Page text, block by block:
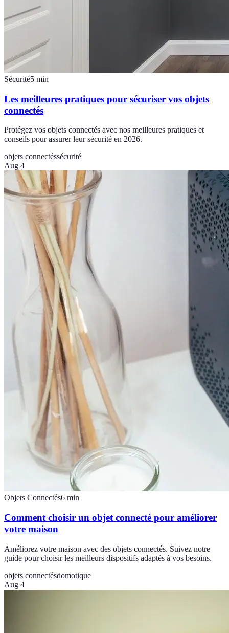
Sécurité5 min
Les meilleures pratiques pour sécuriser vos objets
connectés
Protégez vos objets connectés avec nos meilleures pratiques et
conseils pour assurer leur sécurité en 2026.
objets connectéssécurité
Aug 4
Objets Connectés6 min
Comment choisir un objet connecté pour améliorer
votre maison
Améliorez votre maison avec des objets connectés. Suivez notre
guide pour choisir les meilleurs dispositifs adaptés à vos besoins.
objets connectésdomotique
Aug 4